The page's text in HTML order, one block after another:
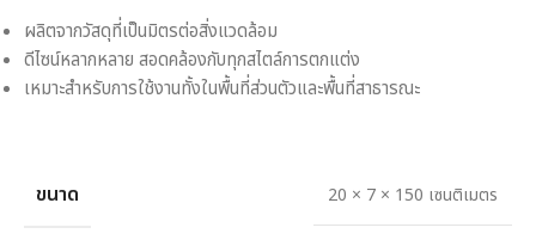
ผลิตจากวัสดุที่เป็นมิตรต่อสิ่งแวดล้อม
ดีไซน์หลากหลาย สอดคล้องกับทุกสไตล์การตกแต่ง
เหมาะสำหรับการใช้งานทั้งในพื้นที่ส่วนตัวและพื้นที่สาธารณะ
ขนาด 20 × 7 × 150 เซนติเมตร